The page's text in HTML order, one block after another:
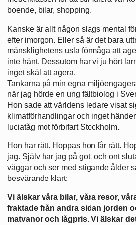
boende, bilar, shopping.
Kanske är allt någon slags mental
efter imorgon. Eller så är det bara
mänsklighetens usla förmåga att
inte hänt. Dessutom har vi ju hört
inget skäl att agera.
Tankarna på min egna
när jag hörde en ung fältbiolog i
Hon sade att världens ledare visat
klimatförhandlingar och inget
luciatåg mot förbifart Stockholm.
Hon har rätt. Hoppas hon får rätt.
jag. Själv har jag på gott och ont
väggar och ser med stigande ålder
besvärande klart:
Vi älskar våra bilar, våra resor,
fraktade från andra sidan jorden
matvanor och lågpris. Vi älskar